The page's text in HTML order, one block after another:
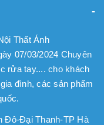
Thất Ánh
07/03/2024 Chuyên
rửa tay.... cho khách
đình, các sản phẩm
Đô-Đại Thanh-TP Hà